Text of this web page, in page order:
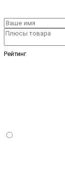
Рейтинг